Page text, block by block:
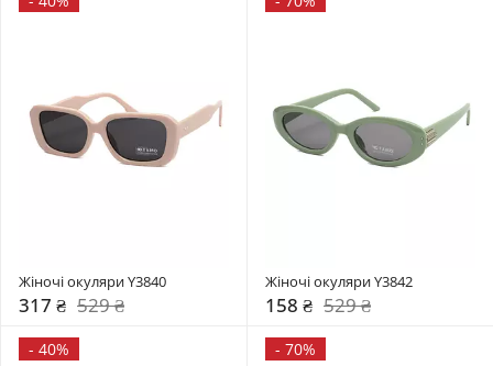
Жіночі окуляри Y3840
317 ₴ 529 ₴
Жіночі окуляри Y3842
158 ₴ 529 ₴
- 40% - 70%